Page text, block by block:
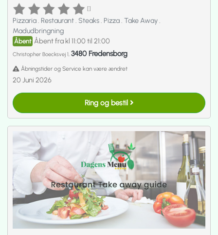
[]
Pizzaria. Restaurant. Steaks. Pizza. Take Away.
Madudbringning
Åbent Åbent fra kl 11:00 til 21:00
Christopher Boecksvej 1, 3480 Fredensborg
Åbningstider og Service kan være ændret
20 Juni 2026
Ring og bestil